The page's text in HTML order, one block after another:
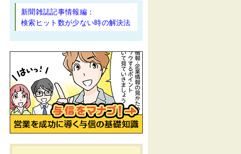
新聞雑誌記事情報編：
検索ヒット数が少ない時の解決法